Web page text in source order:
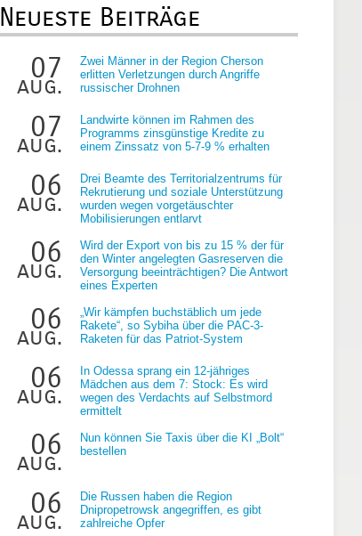
Neueste Beiträge
07
aug.
Zwei Männer in der Region Cherson
erlitten Verletzungen durch Angriffe
russischer Drohnen
07
aug.
Landwirte können im Rahmen des
Programms zinsgünstige Kredite zu
einem Zinssatz von 5-7-9 % erhalten
06
aug.
Drei Beamte des Territorialzentrums für
Rekrutierung und soziale Unterstützung
wurden wegen vorgetäuschter
Mobilisierungen entlarvt
06
aug.
Wird der Export von bis zu 15 % der für
den Winter angelegten Gasreserven die
Versorgung beeinträchtigen? Die Antwort
eines Experten
06
aug.
„Wir kämpfen buchstäblich um jede
Rakete“, so Sybiha über die PAC-3-
Raketen für das Patriot-System
06
aug.
In Odessa sprang ein 12-jähriges
Mädchen aus dem 7: Stock: Es wird
wegen des Verdachts auf Selbstmord
ermittelt
06
aug.
Nun können Sie Taxis über die KI „Bolt“
bestellen
06
aug.
Die Russen haben die Region
Dnipropetrowsk angegriffen, es gibt
zahlreiche Opfer